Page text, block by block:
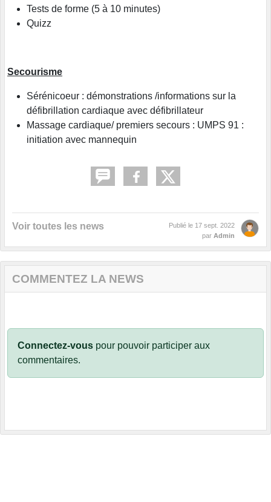
Tests de forme (5 à 10 minutes)
Quizz
Secourisme
Sérénicoeur : démonstrations /informations sur la
défibrillation cardiaque avec défibrillateur
Massage cardiaque/ premiers secours : UMPS 91 :
initiation avec mannequin
Voir toutes les news Publié le 17 sept. 2022
par Admin
COMMENTEZ LA NEWS
Connectez-vous pour pouvoir participer aux
commentaires.